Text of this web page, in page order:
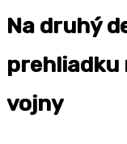
Na druhý
prehliadku
vojny